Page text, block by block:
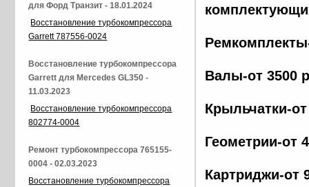
Валы-от 3500
Крыльчатки-
Геометрии-от
Картриджи-от
для Форд Транзит - 18.01.2024
Восстановление турбокомпрессора
Garrett 787556-0024
Восстановление турбокомпрессора
Garrett для Mercedes GL350 -
11.03.2023
Восстановление турбокомпрессора
802774-0004
Ремонт турбокомпрессора 765155-
0004 - 02.03.2023
Восстановление турбокомпрессора